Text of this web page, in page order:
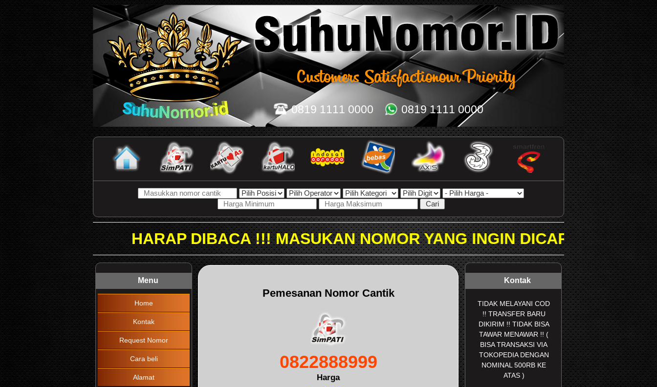
0819 1111 0000 0819 1111 0000
HARAP DIBACA !!! MASUKAN NOMOR YANG INGIN DICARI PADA KOLOM
Menu
Home
Kontak
Request Nomor
Cara beli
Alamat
Pemesanan Nomor Cantik
0822888999
Harga
Kontak
TIDAK MELAYANI COD
!! TRANSFER BARU
DIKIRIM !! TIDAK BISA
TAWAR MENAWAR !! (
BISA TRANSAKSI VIA
TOKOPEDIA DENGAN
NOMINAL 500RB KE
ATAS )